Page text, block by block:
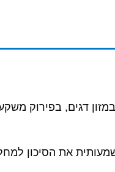
דגים, בפירוק
את הסיכון